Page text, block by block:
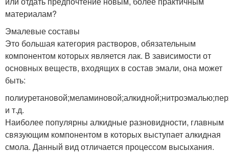
материалам?
Эмалевые составы
Это большая категория растворов, обязательным
компонентом которых является лак. В зависимости от
основных веществ, входящих в состав эмали, она может
быть:
и т.д.
Наиболее популярны алкидные разновидности, главным
связующим компонентом в которых выступает алкидная
смола. Данный вид отличается процессом высыхания.